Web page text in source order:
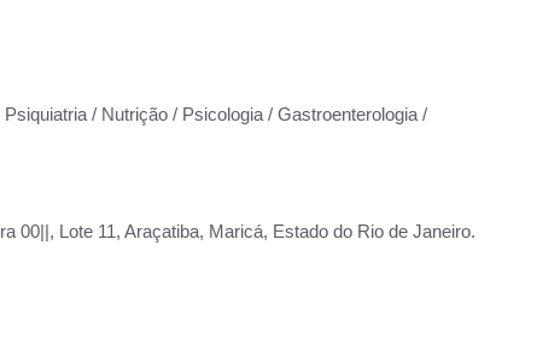
/ Nutrição / Psicologia / Gastroenterologia /
00||, Lote 11, Araçatiba, Maricá, Estado do Rio de Janeiro.